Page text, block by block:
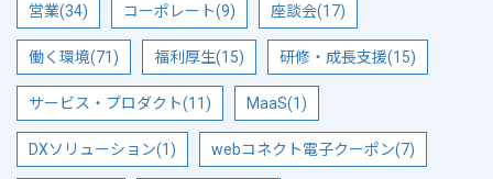
営業(34) コーポレート(9) 座談会(17)
働く環境(71) 福利厚生(15) 研修・成長支援(15)
サービス・プロダクト(11) MaaS(1)
DXソリューション(1) webコネクト電子クーポン(7)